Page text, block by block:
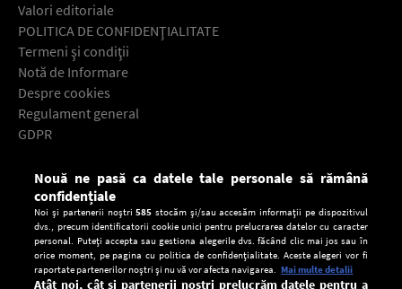
Valori editoriale
POLITICA DE CONFIDENŢIALITATE
Termeni şi condiţii
Notă de Informare
Despre cookies
Regulament general
GDPR
Descarcă gratuit aplicaţia Europa FM pentru smartphone:
Nouă ne pasă ca datele tale personale să rămână
confidențiale
Noi și partenerii noștri585 stocăm și/sau accesăm informații pe dispozitivul
dvs., precum identificatorii cookie unici pentru prelucrarea datelor cu caracter
personal. Puteți accepta sau gestiona alegerile dvs. făcând clic mai jos sau în
orice moment, pe pagina cu politica de confidențialitate. Aceste alegeri vor fi
raportate partenerilor noștri și nu vă vor afecta navigarea. Mai multe detalii
Atât noi, cât și partenerii noștri prelucrăm datele pentru a